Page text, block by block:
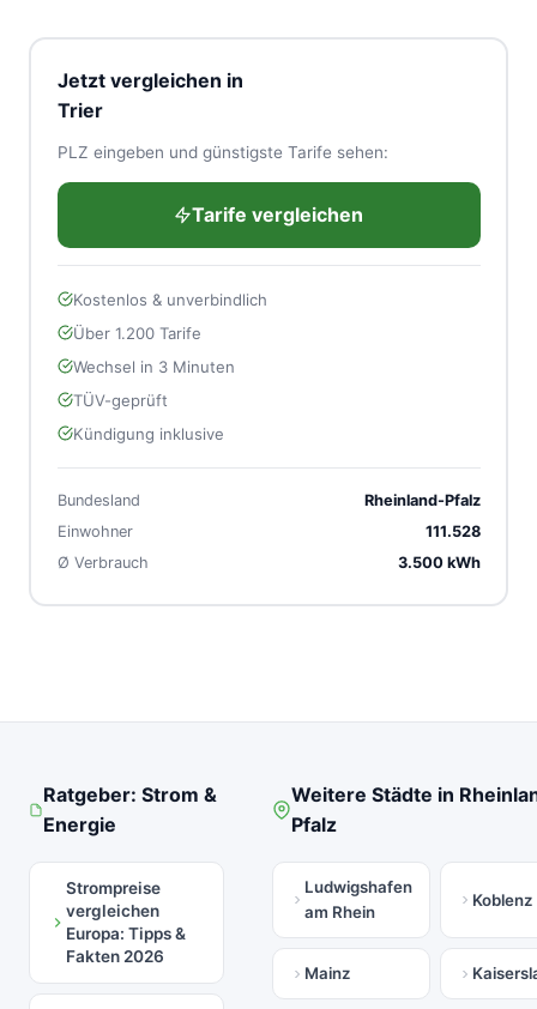
Frist. Aber auch ohne Preiserhöhung sparen Sie in
Trier durch einen Wechsel schnell 454 € jährlich.
Jetzt vergleichen in
Trier
PLZ eingeben und günstigste Tarife sehen:
Tarife vergleichen
Kostenlos & unverbindlich
Über 1.200 Tarife
Wechsel in 3 Minuten
TÜV-geprüft
Kündigung inklusive
Bundesland
Rheinland-Pfalz
Einwohner
111.528
Ø Verbrauch
3.500 kWh
Ratgeber: Strom &
Energie
Strompreise
vergleichen
Europa: Tipps &
Fakten 2026
Weitere Städte in
Pfalz
Ludwigshafen
am Rhein
Koblenz
Mainz